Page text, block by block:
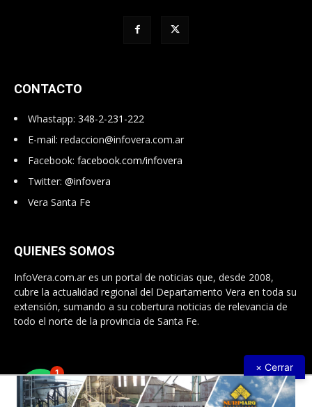
CONTACTO
Whastapp: 348-2-231-222
E-mail: redaccion@infovera.com.ar
Facebook: facebook.com/infovera
Twitter: @infovera
Vera Santa Fe
QUIENES SOMOS
InfoVera.com.ar es un portal de noticias que, desde 2008,
cubre la actualidad regional del Departamento Vera en toda su
extensión, sumando a su cobertura noticias de relevancia de
todo el norte de la provincia de Santa Fe.
Todos Los Derechos Reservados © 2008 – 2026. Infovera.com.ar
× Cerrar
1